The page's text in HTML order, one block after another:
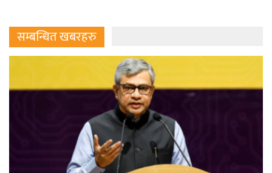
सम्बन्धित खबरहरु